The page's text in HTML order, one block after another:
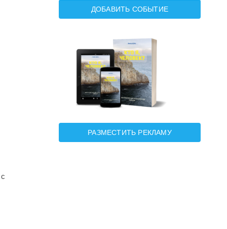
ДОБАВИТЬ СОБЫТИЕ
РАЗМЕСТИТЬ РЕКЛАМУ